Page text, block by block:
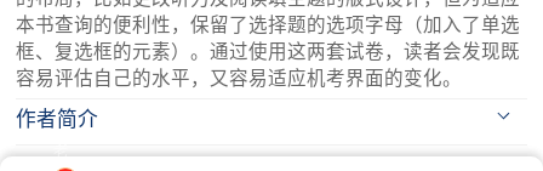
本书查询的便利性，保留了选择题的选项字母（加入了单选
框、复选框的元素）。通过使用这两套试卷，读者会发现既
容易评估自己的水平，又容易适应机考界面的变化。
作者简介
老